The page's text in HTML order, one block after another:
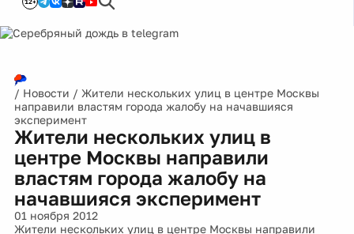
12+
/ Новости / Жители нескольких улиц в центре Москвы
направили властям города жалобу на начавшияся
эксперимент
Жители нескольких улиц в
центре Москвы направили
властям города жалобу на
начавшияся эксперимент
01 ноября 2012
Жители нескольких улиц в центре Москвы направили